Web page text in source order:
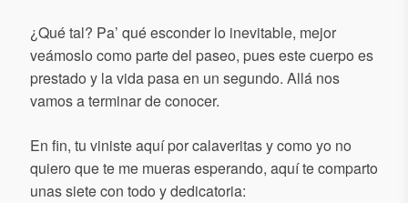
¿Qué tal? Pa’ qué esconder lo inevitable, mejor
veámoslo como parte del paseo, pues este cuerpo es
prestado y la vida pasa en un segundo. Allá nos
vamos a terminar de conocer.
En fin, tu viniste aquí por calaveritas y como yo no
quiero que te me mueras esperando, aquí te comparto
unas siete con todo y dedicatoria: